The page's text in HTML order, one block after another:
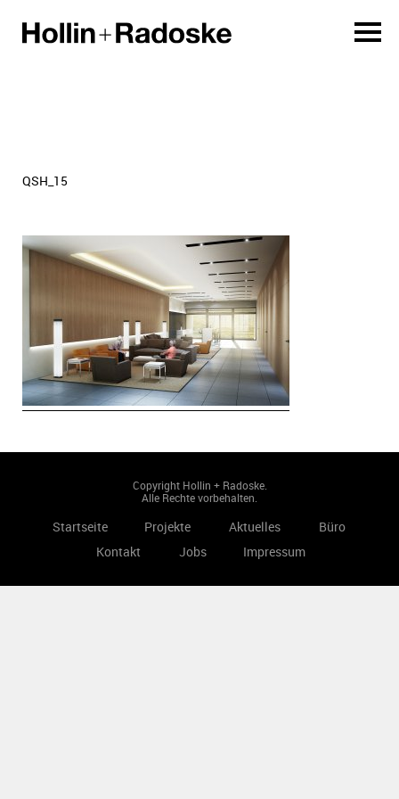
QSH_15
Copyright Hollin + Radoske.
Alle Rechte vorbehalten.
Startseite Projekte Aktuelles
Büro
Kontakt
Jobs Impressum